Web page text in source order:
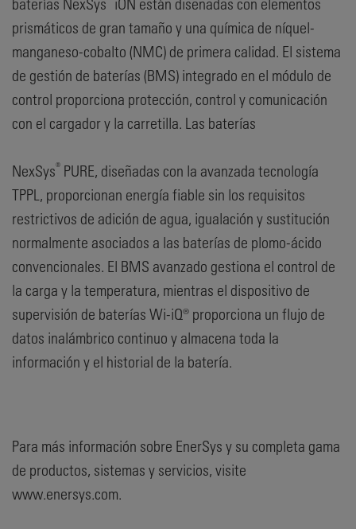
prismáticos de gran tamaño y una química de níquel-
manganeso-cobalto (NMC) de primera calidad. El sistema
de gestión de baterías (BMS) integrado en el módulo de
control proporciona protección, control y comunicación
con el cargador y la carretilla. Las baterías
NexSys® PURE, diseñadas con la avanzada tecnología
TPPL, proporcionan energía fiable sin los requisitos
restrictivos de adición de agua, igualación y sustitución
normalmente asociados a las baterías de plomo-ácido
convencionales. El BMS avanzado gestiona el control de
la carga y la temperatura, mientras el dispositivo de
supervisión de baterías Wi-iQ® proporciona un flujo de
datos inalámbrico continuo y almacena toda la
información y el historial de la batería.
Para más información sobre EnerSys y su completa gama
de productos, sistemas y servicios, visite
www.enersys.com.